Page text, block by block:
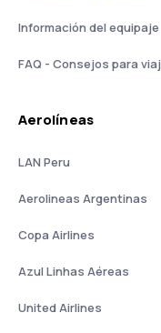
Información del equipaje
FAQ - Consejos para
Aerolíneas
LAN Peru
Aerolineas Argentinas
Copa Airlines
Azul Linhas Aéreas
United Airlines